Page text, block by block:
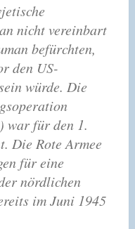
nicht vereinbart
befürchten,
den US-
würde. Die
war für den 1.
Die Rote Armee
für eine
nördlichen
im Juni 1945